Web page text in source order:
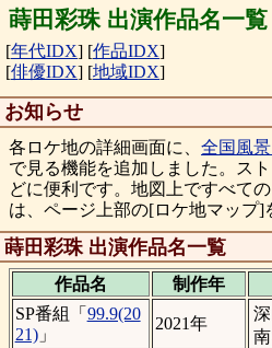
蒔田彩珠 出演作品名一覧
[年代IDX] [作品IDX]
[俳優IDX] [地域IDX]
お知らせ
各ロケ地の詳細画面に、 全国風
で見る機能を追加しました。ス
どに便利です。地図上ですべて
は、ページ上部の[ロケ地マップ]
蒔田彩珠 出演作品名一覧
作品名 制作年
SP番組「 99.9(20
21)」
2021年